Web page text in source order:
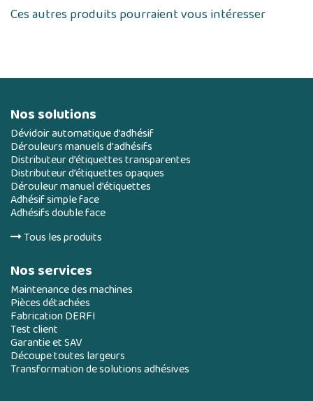
Ces autres produits pourraient vous intéresser
Nos solutions
Dévidoir automatique d’adhésif
Dérouleurs manuels d'adhésifs
Distributeur d’étiquettes transparentes
Distributeur d’étiquettes opaques
Dérouleur manuel d’étiquettes
Adhésif simple face
Adhésifs double face
Tous les produits
Nos services
Maintenance des machines
Pièces détachées
Fabrication DERFI
Test client
Garantie et SAV
Découpe toutes largeurs
Transformation de solutions adhésives